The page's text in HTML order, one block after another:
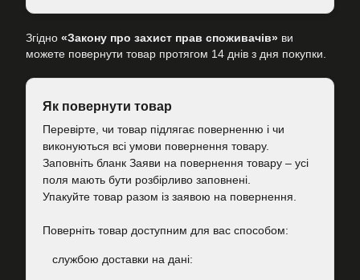
Згідно «Закону про захист прав споживачів» ви
можете повернути товар протягом 14 днів з дня покупки.
Як повернути товар
Перевірте, чи товар підлягає поверненню і чи
виконуються всі умови повернення товару.
Заповніть бланк Заяви на повернення товару – усі
поля мають бути розбірливо заповнені.
Упакуйте товар разом із заявою на повернення.
Поверніть товар доступним для вас способом:
cлужбою доставки на дані: